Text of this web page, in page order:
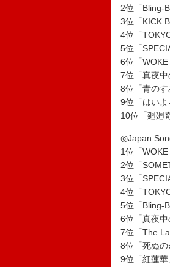
2位「Bling-
3位「KICK
4位「
5位「
6位「WOKE
7位「真夜
8位「青の
9位「はい
10位「廻廻
◎Japan
1位「
2位「
3位「
4位「
5位「Bling-
6位「真夜
7位「The
8位「死ぬ
9位「紅蓮華